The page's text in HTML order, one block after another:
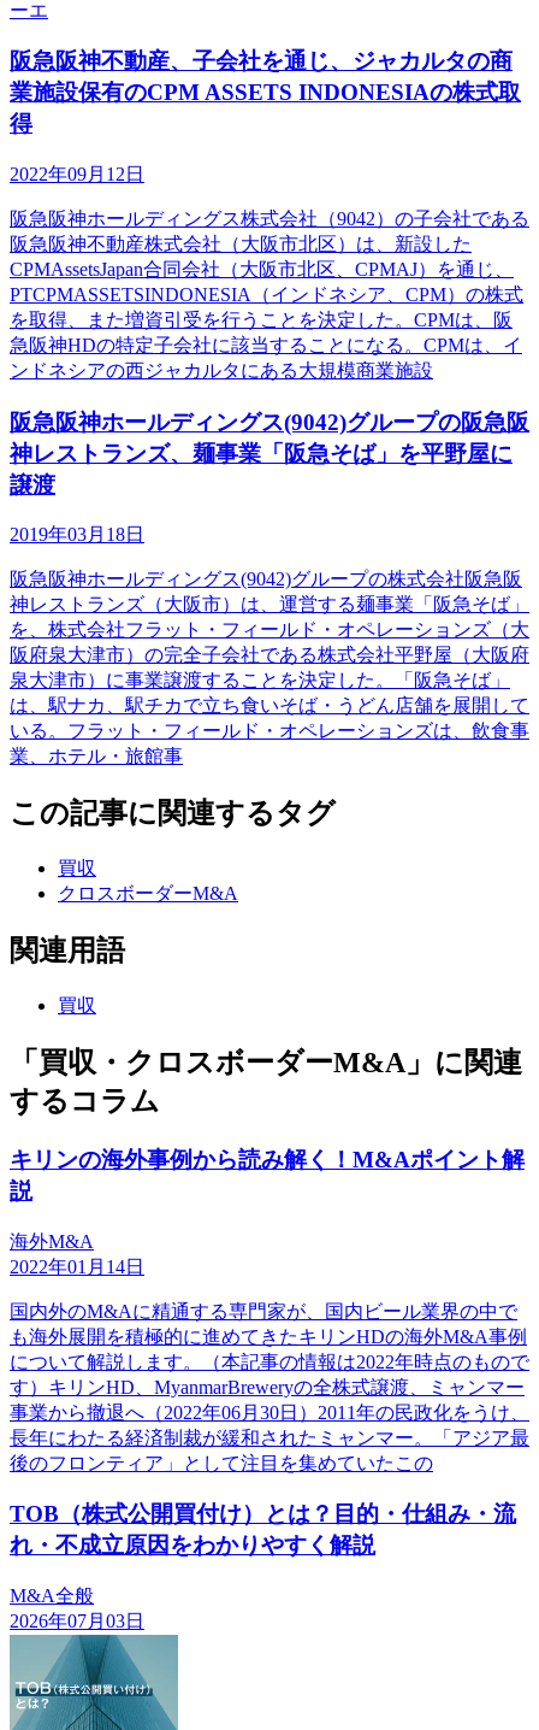
ーエ
阪急阪神不動産、子会社を通じ、ジャカルタの商
業施設保有のCPM ASSETS INDONESIAの株式取
得
2022年09月12日
阪急阪神ホールディングス株式会社（9042）の子会社である
阪急阪神不動産株式会社（大阪市北区）は、新設した
CPMAssetsJapan合同会社（大阪市北区、CPMAJ）を通じ、
PTCPMASSETSINDONESIA（インドネシア、CPM）の株式
を取得、また増資引受を行うことを決定した。CPMは、阪
急阪神HDの特定子会社に該当することになる。CPMは、イ
ンドネシアの西ジャカルタにある大規模商業施設
阪急阪神ホールディングス(9042)グループの阪急阪
神レストランズ、麺事業「阪急そば」を平野屋に
譲渡
2019年03月18日
阪急阪神ホールディングス(9042)グループの株式会社阪急阪
神レストランズ（大阪市）は、運営する麺事業「阪急そば」
を、株式会社フラット・フィールド・オペレーションズ（大
阪府泉大津市）の完全子会社である株式会社平野屋（大阪府
泉大津市）に事業譲渡することを決定した。「阪急そば」
は、駅ナカ、駅チカで立ち食いそば・うどん店舗を展開して
いる。フラット・フィールド・オペレーションズは、飲食事
業、ホテル・旅館事
この記事に関連するタグ
買収
クロスボーダーM&A
関連用語
買収
「買収・クロスボーダーM&A」に関連
するコラム
キリンの海外事例から読み解く！M&Aポイント解
説
海外M&A
2022年01月14日
国内外のM&Aに精通する専門家が、国内ビール業界の中で
も海外展開を積極的に進めてきたキリンHDの海外M&A事例
について解説します。（本記事の情報は2022年時点のもので
す）キリンHD、MyanmarBreweryの全株式譲渡、ミャンマー
事業から撤退へ（2022年06月30日）2011年の民政化をうけ、
長年にわたる経済制裁が緩和されたミャンマー。「アジア最
後のフロンティア」として注目を集めていたこの
TOB（株式公開買付け）とは？目的・仕組み・流
れ・不成立原因をわかりやすく解説
M&A全般
2026年07月03日